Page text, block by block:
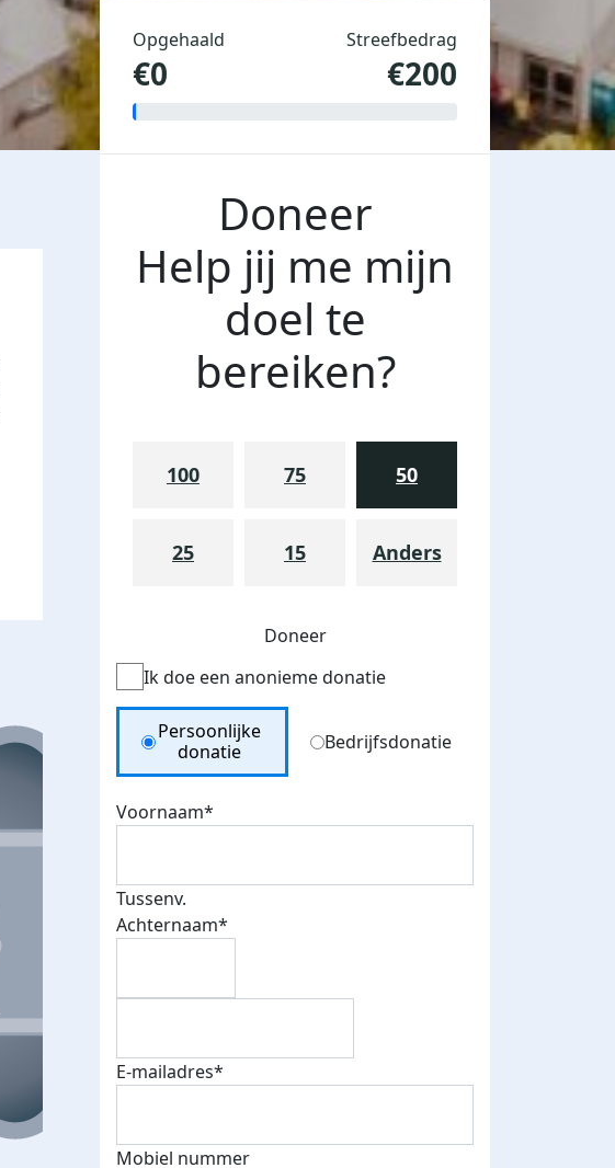
Opgehaald
€0
Streefbedrag
€200
Doneer
Help jij me mijn
doel te
bereiken?
100 75 50
25 15 Anders
Doneer
Ik doe een anonieme donatie
Donation Type
Persoonlijke
donatie
Bedrijfsdonatie
Voornaam*
Tussenv.
Achternaam*
E-mailadres*
Mobiel nummer